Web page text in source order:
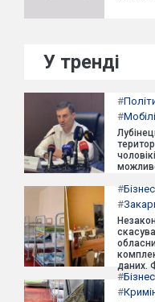
У тренді
#
#
#Бізнес
#
даних.
#Бізнес
#